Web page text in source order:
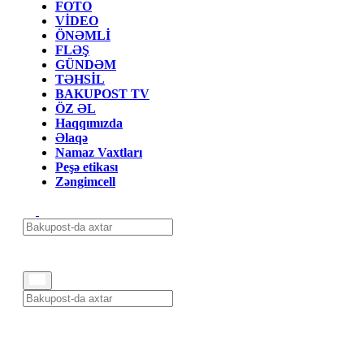
FOTO
VİDEO
ÖNƏMLİ
FLƏŞ
GÜNDƏM
TƏHSİL
BAKUPOST TV
ÖZ ƏL
Haqqımızda
Əlaqə
Namaz Vaxtları
Peşə etikası
Zəngimcell